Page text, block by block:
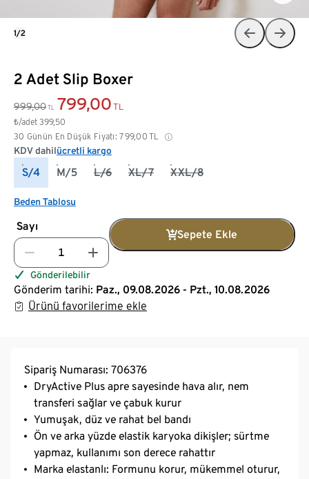
2 Adet Slip Boxer
999,00 TL 799,00 TL
₺/adet 399,50
30 Günün En Düşük Fiyatı: 799,00 TL
KDV dahilücretli kargo
S/4 M/5 L/6 XL/7 XXL/8
Beden Tablosu
Sayı
Sepete Ekle
Gönderilebilir
Gönderim tarihi: Paz., 09.08.2026 - Pzt., 10.08.2026
Ürünü favorilerime ekle
1/2
Sipariş Numarası: 706376
DryActive Plus apre sayesinde hava alır, nem
transferi sağlar ve çabuk kurur
Yumuşak, düz ve rahat bel bandı
Ön ve arka yüzde elastik karyoka dikişler; sürtme
yapmaz, kullanımı son derece rahattır
Marka elastanlı: Formunu korur, mükemmel oturur,